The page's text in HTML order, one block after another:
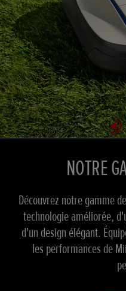
Nouvelle
NOTRE
Découvrez notre gamme
technologie améliorée,
d'un design élégant.
les performances de
CRÉEZ DE
Des technologies
performances de tonte
gamme de tondeuses à
verts et
LAISSEZ PLACE
Nouvelle
Découvrez notre gamme
technologie améliorée,
d'un design élégant.
les performances de